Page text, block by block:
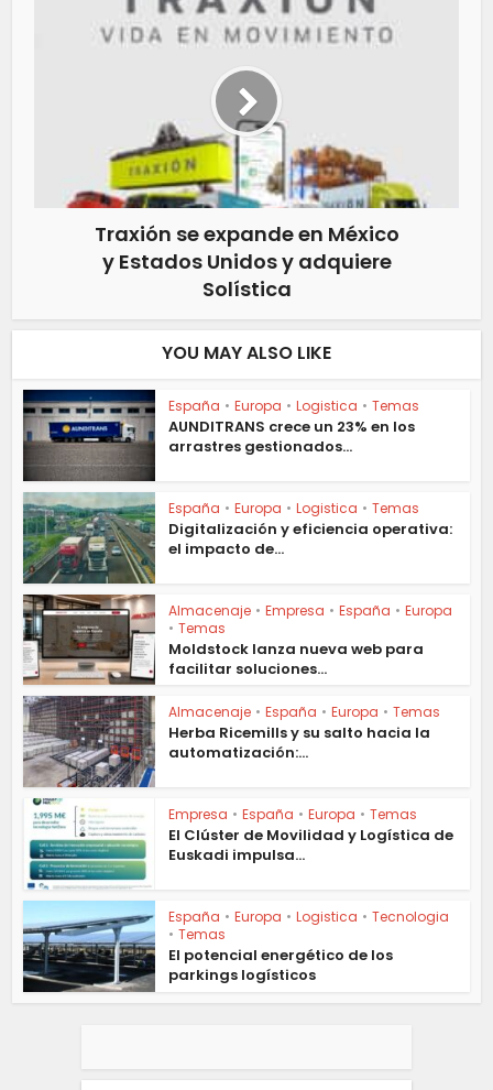
Traxión se expande en México
y Estados Unidos y adquiere
Solística
YOU MAY ALSO LIKE
España • Europa • Logistica • Temas
AUNDITRANS crece un 23% en los
arrastres gestionados...
España • Europa • Logistica • Temas
Digitalización y eficiencia operativa:
el impacto de...
Almacenaje • Empresa • España • Europa
• Temas
Moldstock lanza nueva web para
facilitar soluciones...
Almacenaje • España • Europa • Temas
Herba Ricemills y su salto hacia la
automatización:...
Empresa • España • Europa • Temas
El Clúster de Movilidad y Logística de
Euskadi impulsa...
España • Europa • Logistica • Tecnologia
• Temas
El potencial energético de los
parkings logísticos